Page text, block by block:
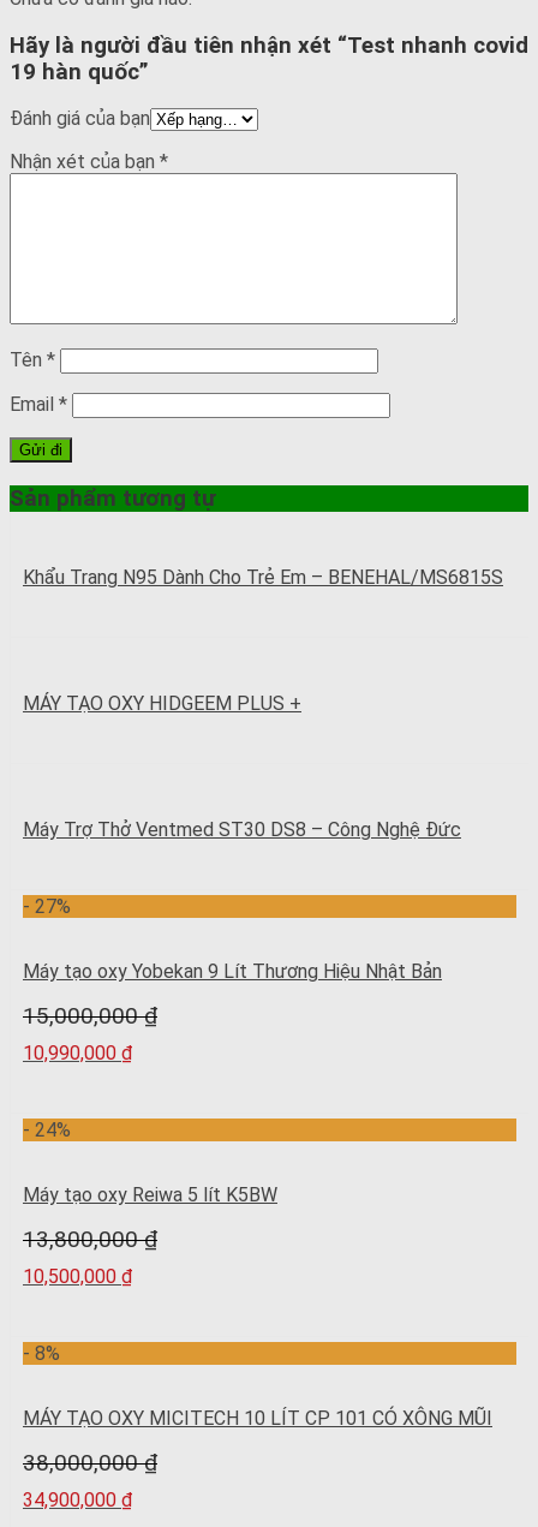
Hãy là người đầu tiên nhận xét “Test nhanh covid
19 hàn quốc”
Đánh giá của bạn
Nhận xét của bạn *
Tên *
Email *
Sản phẩm tương tự
Khẩu Trang N95 Dành Cho Trẻ Em – BENEHAL/MS6815S
MÁY TẠO OXY HIDGEEM PLUS +
Máy Trợ Thở Ventmed ST30 DS8 – Công Nghệ Đức
- 27%
Máy tạo oxy Yobekan 9 Lít Thương Hiệu Nhật Bản
15,000,000₫
10,990,000 ₫
- 24%
Máy tạo oxy Reiwa 5 lít K5BW
13,800,000₫
10,500,000 ₫
- 8%
MÁY TẠO OXY MICITECH 10 LÍT CP 101 CÓ XÔNG MŨI
38,000,000₫
34,900,000 ₫